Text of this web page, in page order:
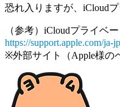
恐れ入りますが、iCloud
（参考）iCloudプライベ
https://support.apple.com/ja-
※外部サイト（Apple様の